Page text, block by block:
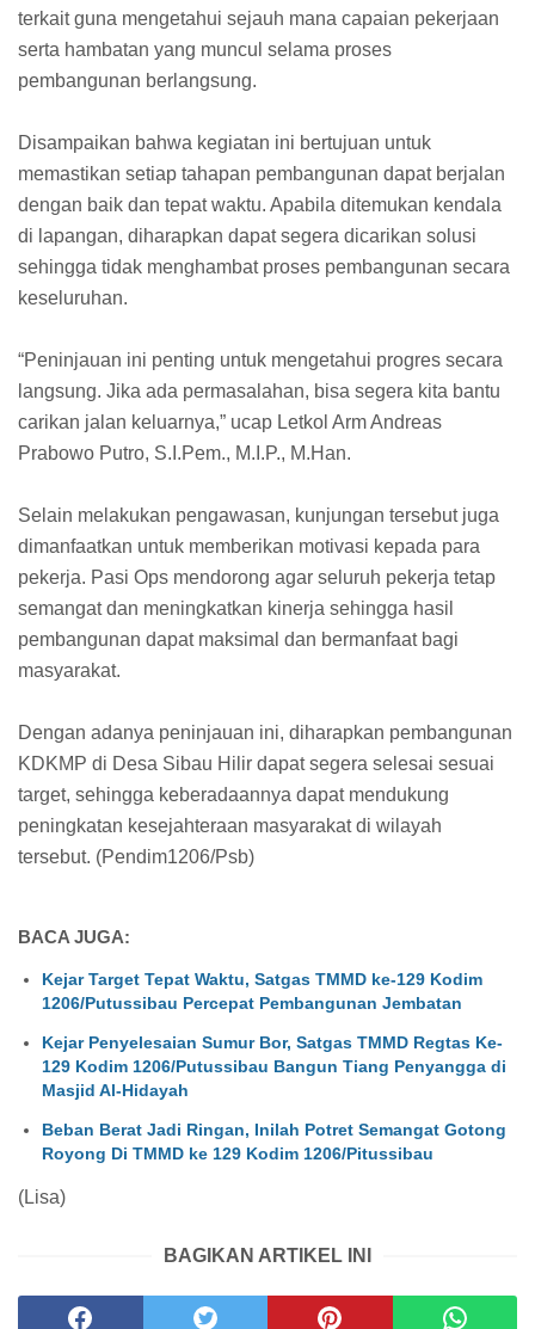
terkait guna mengetahui sejauh mana capaian pekerjaan
serta hambatan yang muncul selama proses
pembangunan berlangsung.
Disampaikan bahwa kegiatan ini bertujuan untuk
memastikan setiap tahapan pembangunan dapat berjalan
dengan baik dan tepat waktu. Apabila ditemukan kendala
di lapangan, diharapkan dapat segera dicarikan solusi
sehingga tidak menghambat proses pembangunan secara
keseluruhan.
“Peninjauan ini penting untuk mengetahui progres secara
langsung. Jika ada permasalahan, bisa segera kita bantu
carikan jalan keluarnya,” ucap Letkol Arm Andreas
Prabowo Putro, S.I.Pem., M.I.P., M.Han.
Selain melakukan pengawasan, kunjungan tersebut juga
dimanfaatkan untuk memberikan motivasi kepada para
pekerja. Pasi Ops mendorong agar seluruh pekerja tetap
semangat dan meningkatkan kinerja sehingga hasil
pembangunan dapat maksimal dan bermanfaat bagi
masyarakat.
Dengan adanya peninjauan ini, diharapkan pembangunan
KDKMP di Desa Sibau Hilir dapat segera selesai sesuai
target, sehingga keberadaannya dapat mendukung
peningkatan kesejahteraan masyarakat di wilayah
tersebut. (Pendim1206/Psb)
BACA JUGA:
Kejar Target Tepat Waktu, Satgas TMMD ke-129 Kodim
1206/Putussibau Percepat Pembangunan Jembatan
Kejar Penyelesaian Sumur Bor, Satgas TMMD Regtas Ke-
129 Kodim 1206/Putussibau Bangun Tiang Penyangga di
Masjid Al-Hidayah
Beban Berat Jadi Ringan, Inilah Potret Semangat Gotong
Royong Di TMMD ke 129 Kodim 1206/Pitussibau
(Lisa)
BAGIKAN ARTIKEL INI